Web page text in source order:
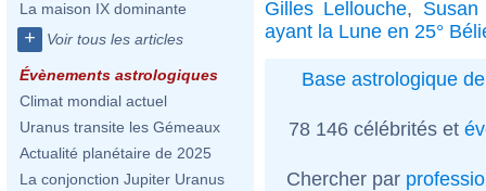
La maison IX dominante
+ Voir tous les articles
Évènements astrologiques
Climat mondial actuel
Uranus transite les Gémeaux
Actualité planétaire de 2025
La conjonction Jupiter Uranus
Gilles Lellouche, Susan
ayant la Lune en 25°
Base astrologique
78 146 célébrités et
Chercher par